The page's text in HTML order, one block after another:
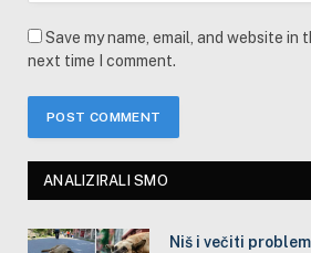
Save my name, email, and website in
next time I comment.
ANALIZIRALI SMO
Niš i večiti